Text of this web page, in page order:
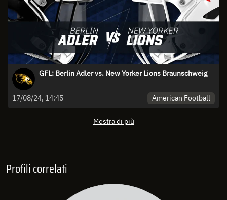
GFL: Berlin Adler vs. New Yorker Lions Braunschweig
17/08/24, 14:45 American Football
Mostra di più
Profili correlati